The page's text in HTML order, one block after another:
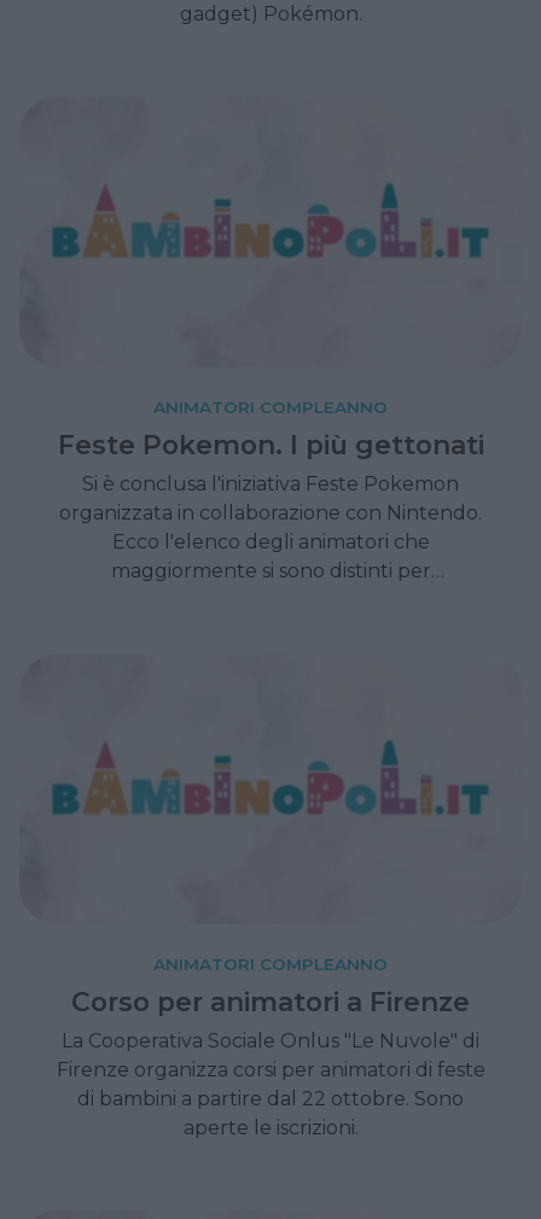
gadget) Pokémon.
ANIMATORI COMPLEANNO
Feste Pokemon. I più gettonati
Si è conclusa l'iniziativa Feste Pokemon
organizzata in collaborazione con Nintendo.
Ecco l'elenco degli animatori che
maggiormente si sono distinti per
ANIMATORI COMPLEANNO
Corso per animatori a Firenze
La Cooperativa Sociale Onlus "Le Nuvole" di
Firenze organizza corsi per animatori di feste
di bambini a partire dal 22 ottobre. Sono
aperte le iscrizioni.